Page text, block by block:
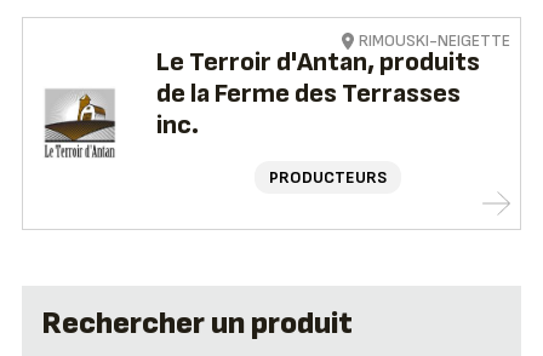
Rechercher un produit
Le Terroir d'Antan, produits
de la Ferme des Terrasses
inc.
PRODUCTEURS
RIMOUSKI-NEIGETTE